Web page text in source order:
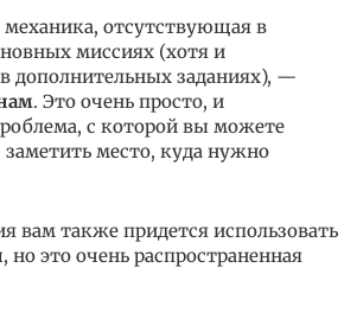
отсутствующая в
миссиях (хотя и
дополнительных заданиях), —
. Это очень просто, и
с которой вы можете
место, куда нужно
вам также придется использовать
, но это очень распространенная